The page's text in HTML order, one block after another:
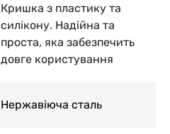
Кришка з пластику та
силікону. Надійна та
проста, яка забезпечить
довге користування
Нержавіюча сталь